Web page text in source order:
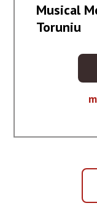
Musical
Toruniu